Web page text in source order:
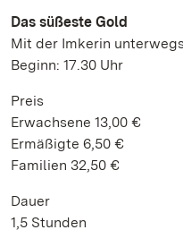
Das süßeste Gold
Mit der Imkerin
Beginn: 17.30 Uhr
Preis
Erwachsene 13,00 €
Ermäßigte 6,50 €
Familien 32,50 €
Dauer
1,5 Stunden